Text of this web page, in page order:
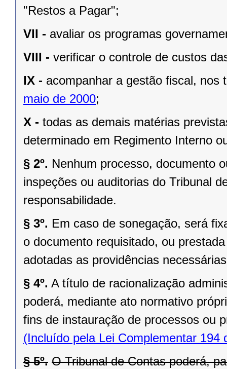
"Restos a Pagar";
VII - avaliar os programas
VIII - verificar o controle de custos
IX - acompanhar a gestão fiscal, nos
maio de 2000;
X - todas as demais matérias
determinado em Regimento Interno
§ 2º. Nenhum processo, documento
inspeções ou auditorias do Tribunal
responsabilidade.
§ 3º. Em caso de sonegação, será
o documento requisitado, ou
adotadas as providências
§ 4º. A título de racionalização
poderá, mediante ato normativo
fins de instauração de processos ou
(Incluído pela Lei Complementar 194
§ 5º. O Tribunal de Contas poderá,